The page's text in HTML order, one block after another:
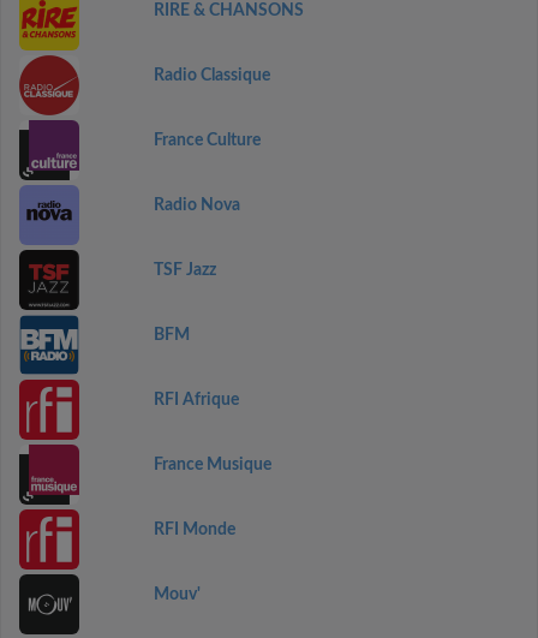
RIRE & CHANSONS
Radio Classique
France Culture
Radio Nova
TSF Jazz
BFM
RFI Afrique
France Musique
RFI Monde
Mouv'